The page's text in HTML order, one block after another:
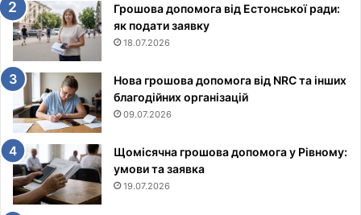
Грошова допомога від Естонської ради:
як подати заявку
18.07.2026
Нова грошова допомога від NRC та інших
благодійних організацій
09.07.2026
Щомісячна грошова допомога у Рівному:
умови та заявка
19.07.2026